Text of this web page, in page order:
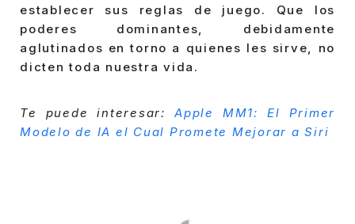
establecer sus reglas de juego. Que los
poderes dominantes, debidamente
aglutinados en torno a quienes les sirve, no
dicten toda nuestra vida.
Te puede interesar: Apple MM1: El Primer
Modelo de IA el Cual Promete Mejorar a Siri